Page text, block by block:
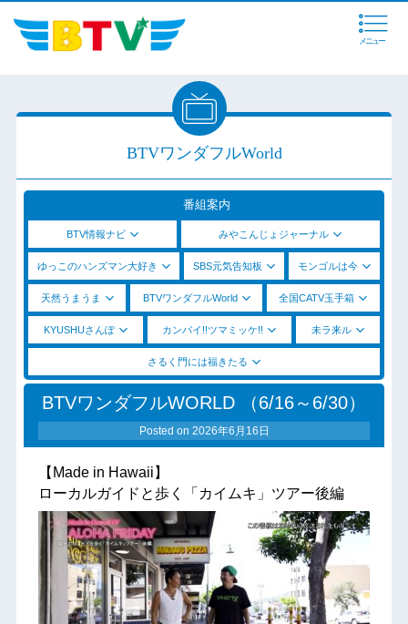
メニュー
BTVワンダフルWorld
番組案内
BTV情報ナビ みやこんじょジャーナル
ゆっこのハンズマン大好き SBS元気告知板 モンゴルは今
天然うまうま BTVワンダフルWorld 全国CATV玉手箱
KYUSHUさんぽ カンパイ!!ツマミッケ!! 未ラ来ル
さるく門には福きたる
BTVワンダフルWORLD （6/16～6/30）
Posted on 2026年6月16日
【Made in Hawaii】
ローカルガイドと歩く「カイムキ」ツアー後編